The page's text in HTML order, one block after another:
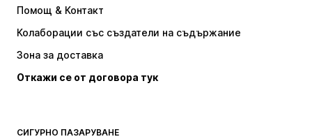
Пуловери и Трикотаж
Бельо
Палта
Поли
Помощ & Контакт
Колаборации със създатели на съдържание
Зона за доставка
Откажи се от договора тук
СИГУРНО ПАЗАРУВАНЕ